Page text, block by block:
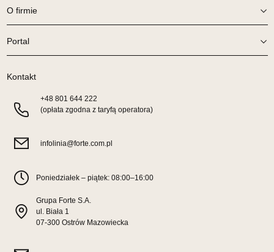
UL.KILIŃSZCZAKÓW 43
Nr tel.
Godziny otwarcia
Pn-Pt: 10:00-18:00, Sb: 10:00-14:00
SALON MEBLOWY TED
O firmie
Portal
Kontakt
+48 801 644 222
(opłata zgodna z taryfą operatora)
infolinia@forte.com.pl
Poniedziałek – piątek: 08:00–16:00
Grupa Forte S.A.
ul. Biała 1
07-300 Ostrów Mazowiecka